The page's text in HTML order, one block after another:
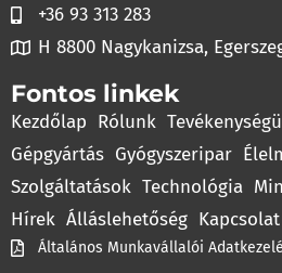
+36 93 313 283
H 8800 Nagykanizsa,
Fontos linkek
Kezdőlap Rólunk
Gépgyártás Gyógyszeripar
Szolgáltatások Technológia
Hírek Álláslehetőség Kapcsolat
Általános Munkavállalói